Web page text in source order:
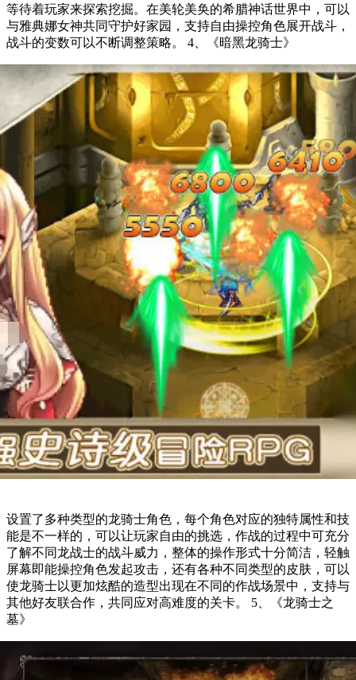
等待着玩家来探索挖掘。在美轮美奂的希腊神话世界中，可以
与雅典娜女神共同守护好家园，支持自由操控角色展开战斗，
战斗的变数可以不断调整策略。 4、《暗黑龙骑士》
设置了多种类型的龙骑士角色，每个角色对应的独特属性和技
能是不一样的，可以让玩家自由的挑选，作战的过程中可充分
了解不同龙战士的战斗威力，整体的操作形式十分简洁，轻触
屏幕即能操控角色发起攻击，还有各种不同类型的皮肤，可以
使龙骑士以更加炫酷的造型出现在不同的作战场景中，支持与
其他好友联合作，共同应对高难度的关卡。 5、《龙骑士之
墓》